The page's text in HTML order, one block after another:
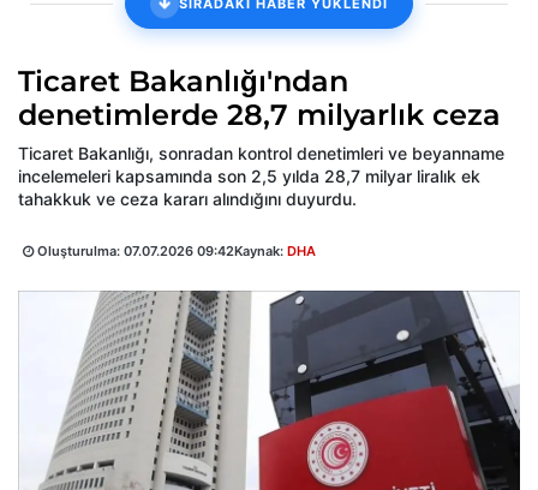
Ticaret Bakanlığı'ndan
denetimlerde 28,7 milyarlık ceza
Ticaret Bakanlığı, sonradan kontrol denetimleri ve beyanname
incelemeleri kapsamında son 2,5 yılda 28,7 milyar liralık ek
tahakkuk ve ceza kararı alındığını duyurdu.
Oluşturulma: 07.07.2026 09:42Kaynak: DHA